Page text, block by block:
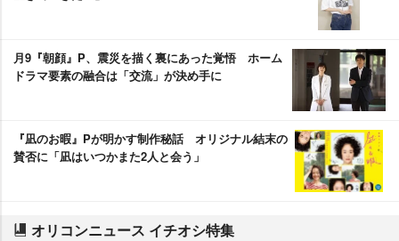
月9『朝顔』P、震災を描く裏にあった覚悟 ホーム
ドラマ要素の融合は「交流」が決め手に
『凪のお暇』Pが明かす制作秘話 オリジナル結末の
賛否に「凪はいつかまた2人と会う」
オリコンニュース イチオシ特集